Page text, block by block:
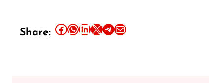
Share: Share this article on Facebook Share this article on WhatsApp Share this article on LinkedIn Share this article on X Share this article on TelegramEmail this Article